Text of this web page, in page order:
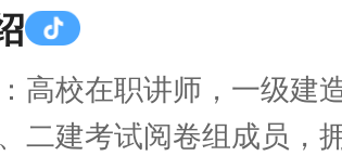
高校在职讲师，一级建
二建考试阅卷组成员，